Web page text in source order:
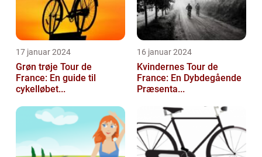
17 januar 2024
Grøn trøje Tour de
France: En guide til
cykelløbet...
16 januar 2024
Kvindernes Tour de
France: En Dybdegående
Præsenta...